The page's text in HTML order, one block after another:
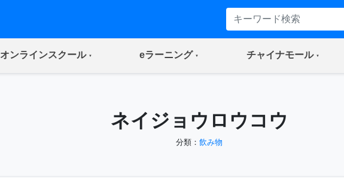
オンラインスクール(current) eラーニング(current) チャイナモール(current)
ネイジョウロウコウ
分類： 飲み物